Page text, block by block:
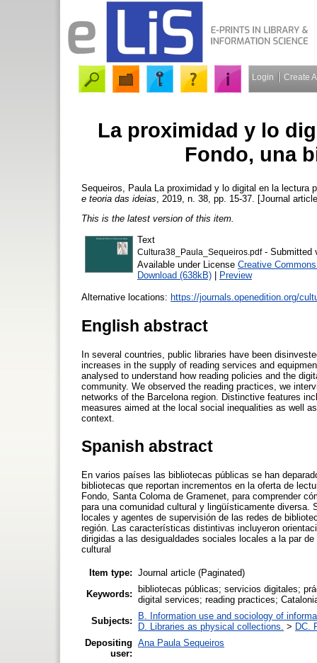
Login Create
La proximidad y lo
Fondo, una
Sequeiros, Paula La proximidad y lo digital en la
e teoria das ideias , 2019, n. 38, pp. 15-37. [Journal
This is the latest version of this item.
Text
Cultura38_Paula_Sequeiros.pdf- Submitted
Available under License Creative
Download (638kB)
Preview
Alternative locations: https://journals.openedition.org/
English abstract
In several countries, public libraries have been
increases in the supply of reading services and
analysed to understand how reading policies and the
community. We observed the reading practices, we
networks of the Barcelona region. Distinctive features
measures aimed at the local social inequalities as well
context.
Spanish abstract
En varios países las bibliotecas públicas se han
bibliotecas que reportan incrementos en la oferta de
Fondo, Santa Coloma de Gramenet, para comprender
para una comunidad cultural y lingüísticamente
locales y agentes de supervisión de las redes de
región. Las características distintivas incluyeron
dirigidas a las desigualdades sociales locales a la par
cultural
Item type: Journal article (Paginated)
Keywords: bibliotecas públicas; servicios digitales;
digital services; reading practices;
Subjects:
B. Information use and sociology of
D. Libraries as physical collections. > DC.
Depositing
user:
Ana Paula Sequeiros